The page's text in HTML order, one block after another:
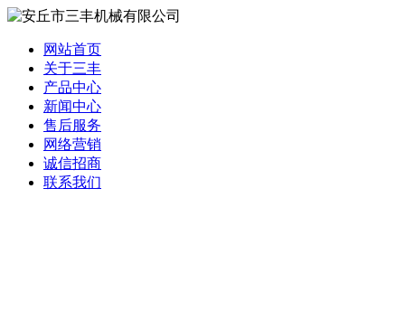
网站首页
关于三丰
产品中心
新闻中心
售后服务
网络营销
诚信招商
联系我们